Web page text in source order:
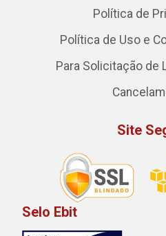
Política de
Política de Uso e
Para Solicitação de
Site
Selo Ebit